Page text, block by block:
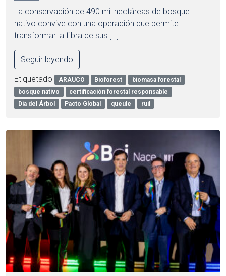
La conservación de 490 mil hectáreas de bosque
nativo convive con una operación que permite
transformar la fibra de sus […]
Seguir leyendo
Etiquetado ARAUCO Bioforest
biomasa forestal
bosque nativo
certificación forestal responsable
Día del Árbol
Pacto Global queule ruil